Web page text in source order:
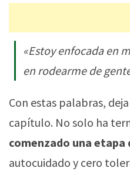
«Estoy enfocada en
en rodearme de
Con estas palabras,
capítulo. No solo ha
comenzado una etapa
autocuidado y cero